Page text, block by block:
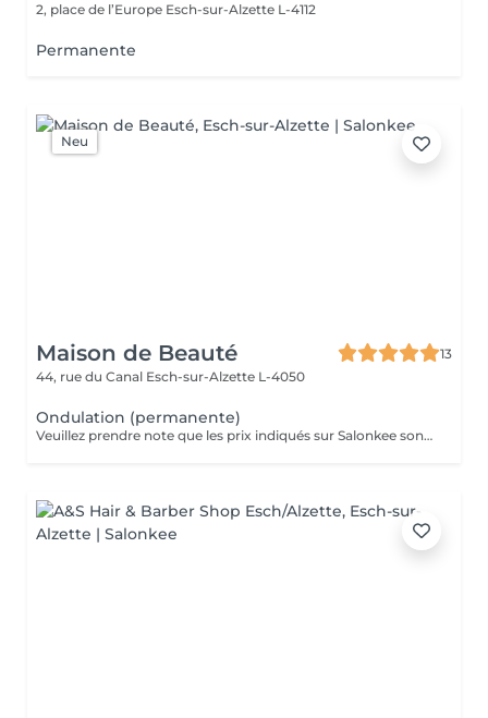
2, place de l’Europe Esch-sur-Alzette L-4112
Permanente
Neu
Maison de Beauté
13
44, rue du Canal Esch-sur-Alzette L-4050
Ondulation (permanente)
Veuillez prendre note que les prix indiqués sur Salonkee sont communiqués à titre informatif et s'entendent de base. Ces derniers sont susceptibles de varier selon le diagnostic réalisé à votre arrivée au salon et l'expertise du professionnel à qui vous confiez votre beauté. Dans tous les cas, un devis précis vous sera proposé et toutes réalisations de prestations seront effectuées avec votre accord. Un grand merci d'avance pour votre compréhension. Au plaisir de vous recevoir très vite.